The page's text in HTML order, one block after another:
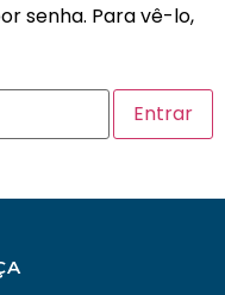
senha. Para vê-lo,